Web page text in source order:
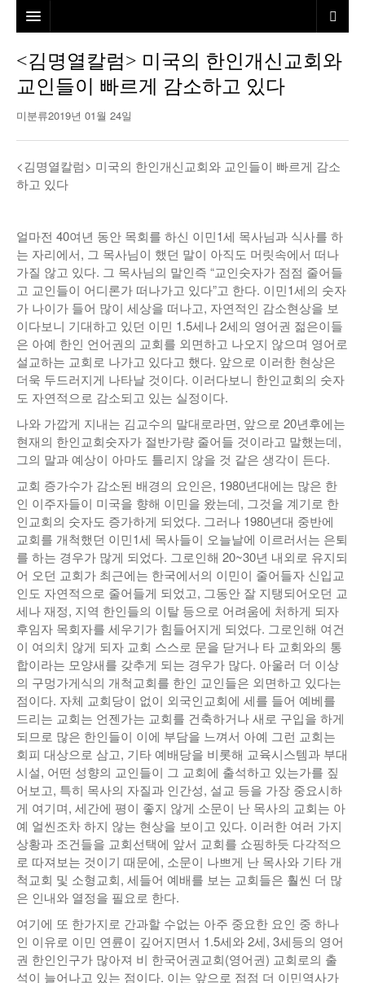
본사소개
뉴스
미국
발행인칼럼
이명덕칼럼
김선옥칼럼
김원동칼럼
건강
100인선/독자광장
100인선
독자광장
여행
인근여행지
놀이공원
낚시/비치
골프
인터뷰/탐방
<김명열칼럼> 미국의 한인개신교회와
교인들이 빠르게 감소하고 있다
미분류2019년 01월 24일
<김명열칼럼> 미국의 한인개신교회와 교인들이 빠르게 감소
하고 있다
얼마전 40여년 동안 목회를 하신 이민1세 목사님과 식사를 하
는 자리에서, 그 목사님이 했던 말이 아직도 머릿속에서 떠나
가질 않고 있다. 그 목사님의 말인즉 “교인숫자가 점점 줄어들
고 교인들이 어디론가 떠나가고 있다”고 한다. 이민1세의 숫자
가 나이가 들어 많이 세상을 떠나고, 자연적인 감소현상을 보
이다보니 기대하고 있던 이민 1.5세나 2세의 영어권 젊은이들
은 아예 한인 언어권의 교회를 외면하고 나오지 않으며 영어로
설교하는 교회로 나가고 있다고 했다. 앞으로 이러한 현상은
더욱 두드러지게 나타날 것이다. 이러다보니 한인교회의 숫자
도 자연적으로 감소되고 있는 실정이다.
나와 가깝게 지내는 김교수의 말대로라면, 앞으로 20년후에는
현재의 한인교회숫자가 절반가량 줄어들 것이라고 말했는데,
그의 말과 예상이 아마도 틀리지 않을 것 같은 생각이 든다.
교회 증가수가 감소된 배경의 요인은, 1980년대에는 많은 한
인 이주자들이 미국을 향해 이민을 왔는데, 그것을 계기로 한
인교회의 숫자도 증가하게 되었다. 그러나 1980년대 중반에
교회를 개척했던 이민1세 목사들이 오늘날에 이르러서는 은퇴
를 하는 경우가 많게 되었다. 그로인해 20~30년 내외로 유지되
어 오던 교회가 최근에는 한국에서의 이민이 줄어들자 신입교
인도 자연적으로 줄어들게 되었고, 그동안 잘 지탱되어오던 교
세나 재정, 지역 한인들의 이탈 등으로 어려움에 처하게 되자
후임자 목회자를 세우기가 힘들어지게 되었다. 그로인해 여건
이 여의치 않게 되자 교회 스스로 문을 닫거나 타 교회와의 통
합이라는 모양새를 갖추게 되는 경우가 많다. 아울러 더 이상
의 구멍가게식의 개척교회를 한인 교인들은 외면하고 있다는
점이다. 자체 교회당이 없이 외국인교회에 세를 들어 예베를
드리는 교회는 언젠가는 교회를 건축하거나 새로 구입을 하게
되므로 많은 한인들이 이에 부담을 느껴서 아예 그런 교회는
회피 대상으로 삼고, 기타 예배당을 비롯해 교육시스템과 부대
시설, 어떤 성향의 교인들이 그 교회에 출석하고 있는가를 짚
어보고, 특히 목사의 자질과 인간성, 설교 등을 가장 중요시하
게 여기며, 세간에 평이 좋지 않게 소문이 난 목사의 교회는 아
예 얼씬조차 하지 않는 현상을 보이고 있다. 이러한 여러 가지
상황과 조건들을 교회선택에 앞서 교회를 쇼핑하듯 다각적으
로 따져보는 것이기 때문에, 소문이 나쁘게 난 목사와 기타 개
척교회 및 소형교회, 세들어 예배를 보는 교회들은 훨씬 더 많
은 인내와 열정을 필요로 한다.
여기에 또 한가지로 간과할 수없는 아주 중요한 요인 중 하나
인 이유로 이민 연륜이 깊어지면서 1.5세와 2세, 3세등의 영어
권 한인인구가 많아져 비 한국어권교회(영어권) 교회로의 출
석이 늘어나고 있는 점이다. 이는 앞으로 점점 더 이민역사가